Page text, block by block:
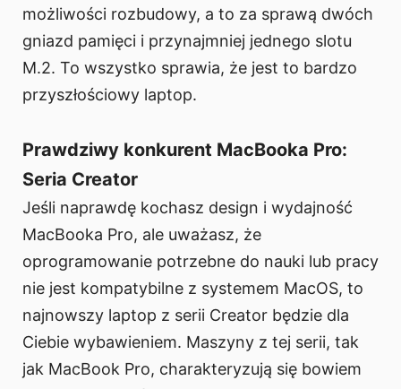
możliwości rozbudowy, a to za sprawą dwóch
gniazd pamięci i przynajmniej jednego slotu
M.2. To wszystko sprawia, że jest to bardzo
przyszłościowy laptop.
Prawdziwy konkurent MacBooka Pro:
Seria Creator
Jeśli naprawdę kochasz design i wydajność
MacBooka Pro, ale uważasz, że
oprogramowanie potrzebne do nauki lub pracy
nie jest kompatybilne z systemem MacOS, to
najnowszy laptop z serii Creator będzie dla
Ciebie wybawieniem. Maszyny z tej serii, tak
jak MacBook Pro, charakteryzują się bowiem